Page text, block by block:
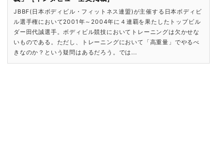
JBBF(日本ボディビル・フィットネス連盟)が主催する日本ボディビ
ル選手権において2001年～2004年に４連覇を果たしたトップビル
ダー田代誠選手。ボディビル競技においてトレーニングは欠かせな
いものである。ただし、トレーニングにおいて「高重量」でやるべ
きなのか？という疑問はあるだろう。では...